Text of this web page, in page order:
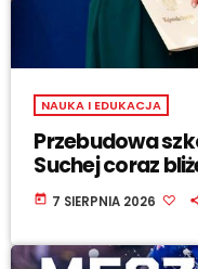
NAUKA I EDUKACJA
Przebudowa
Suchej coraz
today 7 SIERPNIA 2026